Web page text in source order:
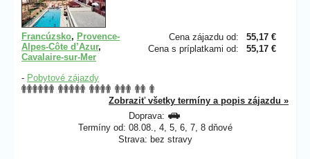
Cena zájazdu od:
55,17 €
Cena s príplatkami od:
55,17 €
Francúzsko, Provence-
Alpes-Côte d’Azur,
Cavalaire-sur-Mer
- Pobytové zájazdy
Zobraziť všetky termíny a popis zájazdu »
Doprava:
Termíny od: 08.08., 4, 5, 6, 7, 8 dňové
Strava: bez stravy